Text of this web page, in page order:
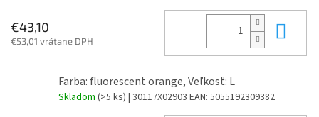
€43,10
€53,01 vrátane DPH
Farba: fluorescent orange, Veľkosť: L
Skladom (>5 ks) | 30117X02903 EAN: 5055192309382